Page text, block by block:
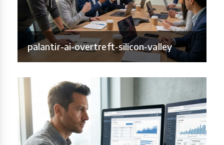
palantir-ai-overtreft-silicon-valley